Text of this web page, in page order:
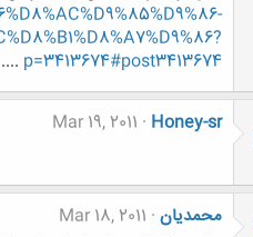
p=3413674#post3413674
Honey-sr
Mar 19, 2011
محمدیان Mar 18, 2011